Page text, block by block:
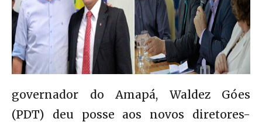
governador do Amapá, Waldez Góes
(PDT) deu posse aos novos diretores-